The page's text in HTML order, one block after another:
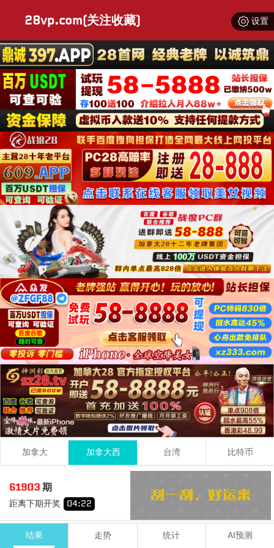
设置
28vp.com(关注收藏)
加拿大 加拿大西 台湾 比特币
61903期
距离下期开奖 04:22
3 + 7 0 10
期号 号码
结果 走势 统计 AI预测